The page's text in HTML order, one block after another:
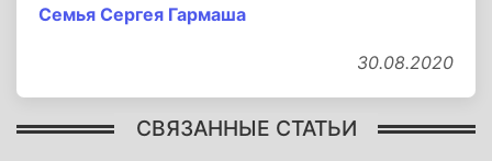
Семья Сергея Гармаша
30.08.2020
СВЯЗАННЫЕ СТАТЬИ